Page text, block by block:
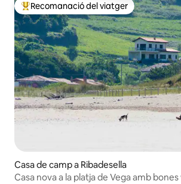
Principals recomanacions dels viatgers
Recomanació del viatger
Casa de camp a Ribadesella
Casa nova a la platja de Vega amb bones